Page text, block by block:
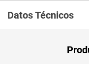
estudiantes y en
durante
Datos Técnicos